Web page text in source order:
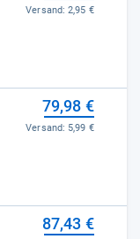
Versand:2,95 €
79,98 €
Versand: 5,99 €
87,43 €